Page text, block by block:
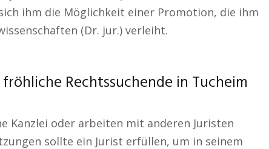
ihm die Möglichkeit einer Promotion, die ihm
(Dr. jur.) verleiht.
Rechtssuchende in Tucheim
Kanzlei oder arbeiten mit anderen Juristen
sollte ein Jurist erfüllen, um in seinem